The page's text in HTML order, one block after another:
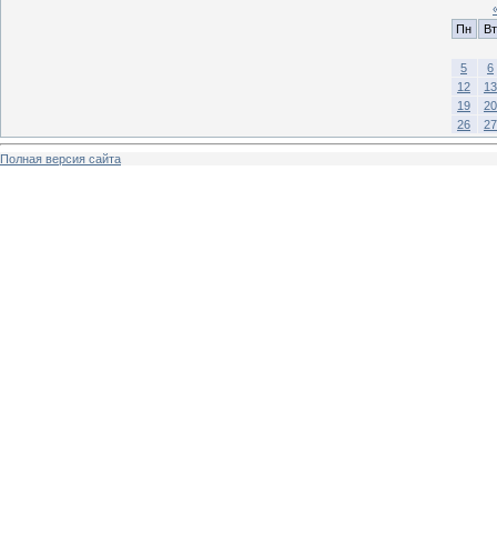
Пн
Вт
5
6
12
13
19
20
26
27
Полная версия сайта